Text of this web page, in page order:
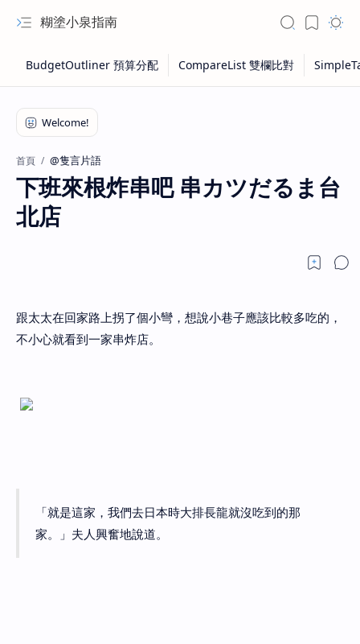
糊塗小泉指南
首頁 @隻言片語
下班來根炸串吧 串カツだるま台
北店
跟太太在回家路上拐了個小彎，想說小巷子應該比較多吃的，
不小心就看到一家串炸店。
「就是這家，我們去日本時大排長龍就沒吃到的那
家。」夫人興奮地說道。